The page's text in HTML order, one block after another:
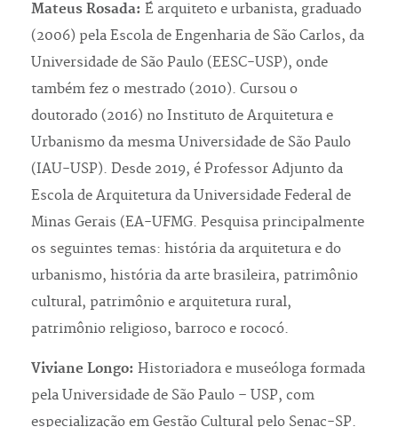
Mateus Rosada: É arquiteto e urbanista, graduado
(2006) pela Escola de Engenharia de São Carlos, da
Universidade de São Paulo (EESC-USP), onde
também fez o mestrado (2010). Cursou o
doutorado (2016) no Instituto de Arquitetura e
Urbanismo da mesma Universidade de São Paulo
(IAU-USP). Desde 2019, é Professor Adjunto da
Escola de Arquitetura da Universidade Federal de
Minas Gerais (EA-UFMG. Pesquisa principalmente
os seguintes temas: história da arquitetura e do
urbanismo, história da arte brasileira, patrimônio
cultural, patrimônio e arquitetura rural,
patrimônio religioso, barroco e rococó.
Viviane Longo: Historiadora e museóloga formada
pela Universidade de São Paulo – USP, com
especialização em Gestão Cultural pelo Senac-SP.